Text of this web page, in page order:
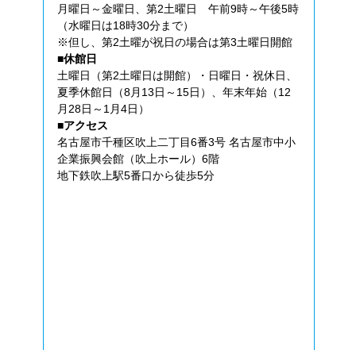
月曜日～金曜日、第2土曜日 午前9時～午後5時
（水曜日は18時30分まで）
※但し、第2土曜が祝日の場合は第3土曜日開館
■休館日
土曜日（第2土曜日は開館）・日曜日・祝休日、
夏季休館日（8月13日～15日）、年末年始（12
月28日～1月4日）
■アクセス
名古屋市千種区吹上二丁目6番3号 名古屋市中小
企業振興会館（吹上ホール）6階
地下鉄吹上駅5番口から徒歩5分